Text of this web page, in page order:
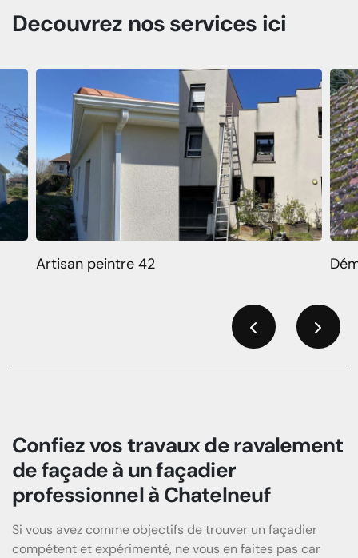
Decouvrez nos services ici
Artisan peintre 42
Confiez vos travaux de ravalement
de façade à un façadier
professionnel à Chatelneuf
Si vous avez comme objectifs de trouver un façadier
compétent et expérimenté, ne vous en faites pas car